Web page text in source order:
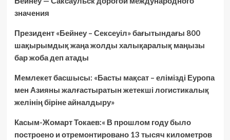
значения
Президент «Бейнеу – Сексеуіл» бағытындағы 800
шақырымдық жаңа жолды халықаралық маңызы
бар жоба деп атады
Мемлекет басшысы: «Басты мақсат – елімізді Еуропа
мен Азияны жалғастыратын жетекші логистикалық
желінің біріне айналдыру»
Касым-Жомарт Токаев:« В прошлом году было
построено и отремонтировано 13 тысяч километров